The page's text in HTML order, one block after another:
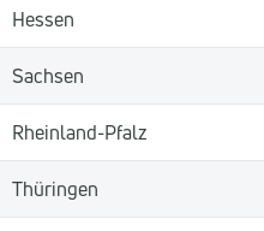
Hessen
Sachsen
Rheinland-Pfalz
Thüringen